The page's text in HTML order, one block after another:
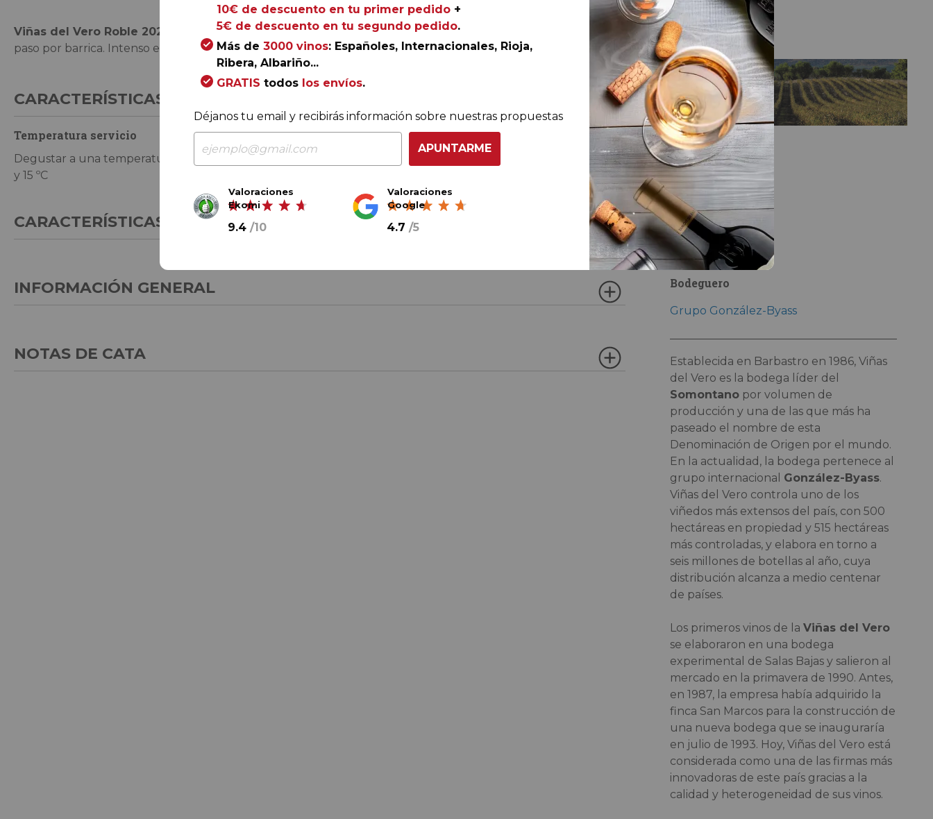
la
galería
Viñas del Vero Roble 2023
es un ensamblaje de cabernet sauvignon y merlot con un breve pero acertado
paso por barrica. Intenso en aromas y suave y redondo en boca, con él disfrutará del Somontano más joven.
CARACTERÍSTICAS DE CONSUMO
Temperatura servicio
Degustar a una temperatura entre 13
y 15 ºC
CARACTERÍSTICAS GENERALES
INFORMACIÓN GENERAL
NOTAS DE CATA
LA BODEGA
Bodega
Viñas del Vero
Enólogo
José Ferrer
Bodeguero
Grupo González-Byass
Establecida en Barbastro en 1986, Viñas
del Vero es la bodega líder del
Somontanopor volumen de
producción y una de las que más ha
paseado el nombre de esta
Denominación de Origen por el mundo.
En la actualidad, la bodega pertenece al
grupo internacional González-Byass.
Viñas del Vero controla uno de los
viñedos más extensos del país, con 500
hectáreas en propiedad y 515 hectáreas
más controladas, y elabora en torno a
seis millones de botellas al año, cuya
distribución alcanza a medio centenar
de países.
Los primeros vinos de la Viñas del Vero
se elaboraron en una bodega
experimental de Salas Bajas y salieron al
mercado en la primavera de 1990. Antes,
en 1987, la empresa había adquirido la
finca San Marcos para la construcción de
una nueva bodega que se inauguraría
en julio de 1993. Hoy, Viñas del Vero está
considerada como una de las firmas más
innovadoras de este país gracias a la
calidad y heterogeneidad de sus vinos.
10€ de descuento en tu primer pedido+
5€ de descuento en tu segundo pedido.
Más de 3000 vinos: Españoles, Internacionales, Rioja,
Ribera, Albariño...
GRATIS todos los envíos.
Déjanos tu email y recibirás información sobre nuestras propuestas
APUNTARME
Valoraciones
Ekomi
9.4 /10
Valoraciones
Google
4.7 /5